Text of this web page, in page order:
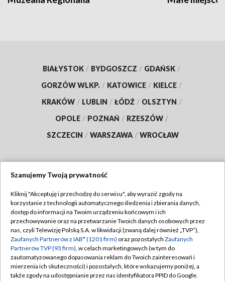
BIAŁYSTOK / BYDGOSZCZ / GDAŃSK /
GORZÓW WLKP. / KATOWICE / KIELCE /
KRAKÓW / LUBLIN / ŁÓDŹ / OLSZTYN /
OPOLE / POZNAŃ / RZESZÓW /
SZCZECIN / WARSZAWA / WROCŁAW
TVP
Abonament TVP
Emisja w TVP
Centrum informacji TVP
Naziemna Telewizja Cyfrowa
Regulamin TVP
Polityka prywatności
Moje zgody
Pomoc
Szanujemy Twoją prywatność
Kliknij "Akceptuję i przechodzę do serwisu", aby wyrazić zgody na
korzystanie z technologii automatycznego śledzenia i zbierania danych,
dostęp do informacji na Twoim urządzeniu końcowym i ich
przechowywanie oraz na przetwarzanie Twoich danych osobowych przez
nas, czyli Telewizję Polską S.A. w likwidacji (zwaną dalej również „TVP”),
Zaufanych Partnerów z IAB* (1201 firm) oraz pozostałych Zaufanych
Partnerów TVP (93 firm), w celach marketingowych (w tym do
zautomatyzowanego dopasowania reklam do Twoich zainteresowań i
mierzenia ich skuteczności) i pozostałych, które wskazujemy poniżej, a
także zgody na udostępnianie przez nas identyfikatora PPID do Google.